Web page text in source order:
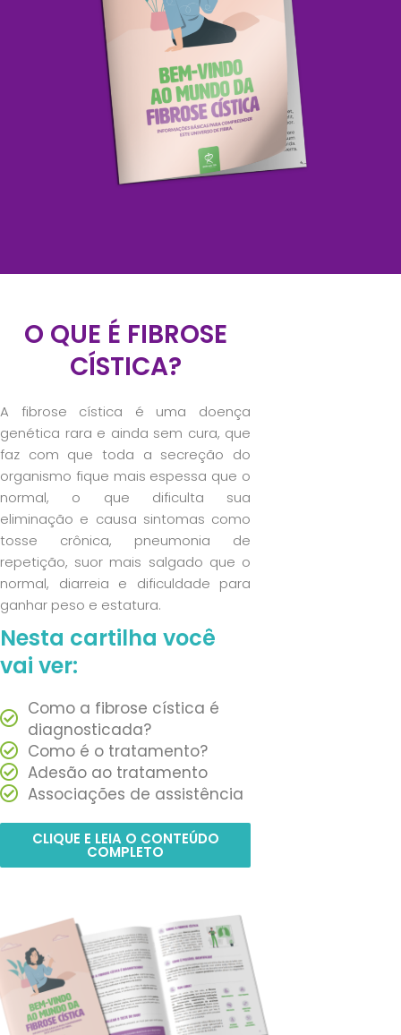
O QUE É FIBROSE
CÍSTICA?
A fibrose cística é uma doença
genética rara e ainda sem cura, que
faz com que toda a secreção do
organismo fique mais espessa que o
normal, o que dificulta sua
eliminação e causa sintomas como
tosse crônica, pneumonia de
repetição, suor mais salgado que o
normal, diarreia e dificuldade para
ganhar peso e estatura.
Nesta cartilha você
vai ver:
Como a fibrose cística é
diagnosticada?
Como é o tratamento?
Adesão ao tratamento
Associações de assistência
CLIQUE E LEIA O CONTEÚDO
COMPLETO